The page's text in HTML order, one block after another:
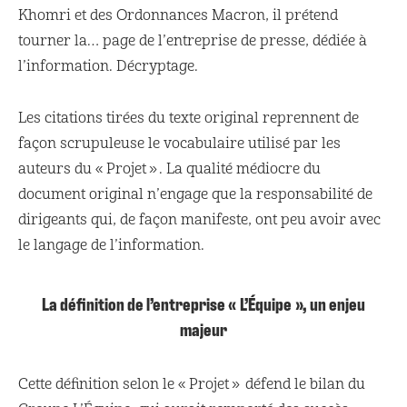
Khomri et des Ordonnances Macron, il prétend
tourner la… page de l’entreprise de presse, dédiée à
l’information. Décryptage.
Les citations tirées du texte original reprennent de
façon scrupuleuse le vocabulaire utilisé par les
auteurs du « Projet ». La qualité médiocre du
document original n’engage que la responsabilité de
dirigeants qui, de façon manifeste, ont peu avoir avec
le langage de l’information.
La définition de l’entreprise « L’Équipe », un enjeu
majeur
Cette définition selon le « Projet » défend le bilan du